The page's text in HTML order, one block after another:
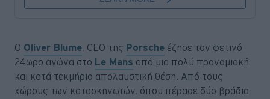
O Oliver Blume, CEO της Porsche έζησε τον φετινό
24ωρο αγώνα στο Le Mans από μια πολύ προνομιακή
και κατά τεκμήριο απολαυστική θέση. Από τους
χώρους των κατασκηνωτών, όπου πέρασε δύο βράδια